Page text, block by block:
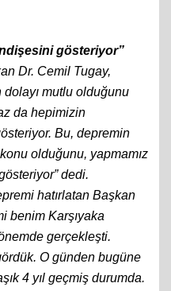
gösteriyor”
Dr. Cemil Tugay,
dolayı mutlu olduğunu
da hepimizin
Bu, depremin
olduğunu, yapmamız
dedi.
hatırlatan Başkan
benim Karşıyaka
gerçekleşti.
O günden bugüne
4 yıl geçmiş durumda.